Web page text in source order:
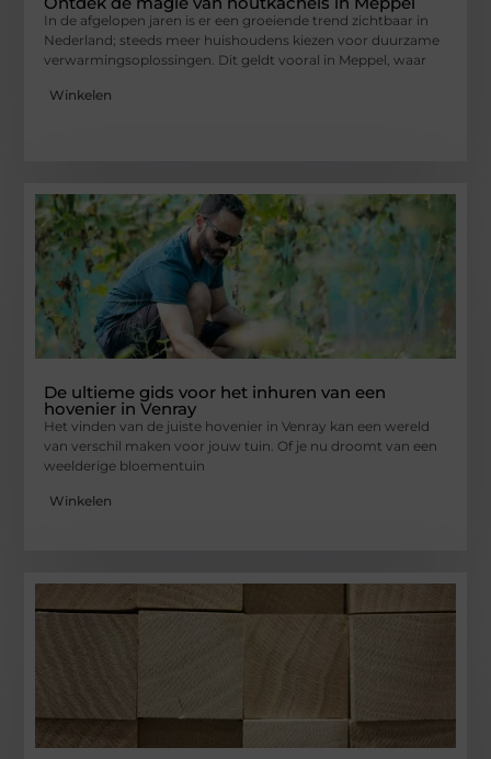
In de afgelopen jaren is er een groeiende trend zichtbaar in
Nederland; steeds meer huishoudens kiezen voor duurzame
verwarmingsoplossingen. Dit geldt vooral in Meppel, waar
Winkelen
De ultieme gids voor het inhuren van een
hovenier in Venray
Het vinden van de juiste hovenier in Venray kan een wereld
van verschil maken voor jouw tuin. Of je nu droomt van een
weelderige bloementuin
Winkelen